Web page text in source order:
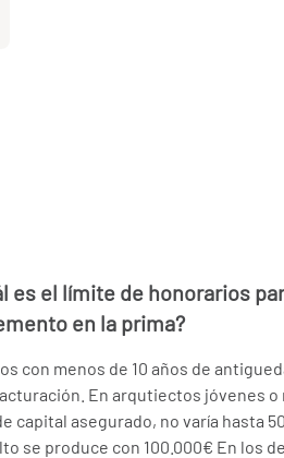
es el límite de honorarios
en la prima?
con menos de 10 años de
En arqutiectos jóvenes
capital asegurado, no varía hasta
se produce con 100.000€ En los